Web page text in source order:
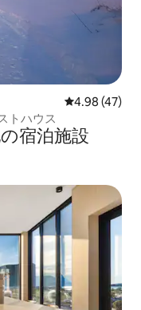
レビュー47
4.98 (47)
トハウス
宿泊施設